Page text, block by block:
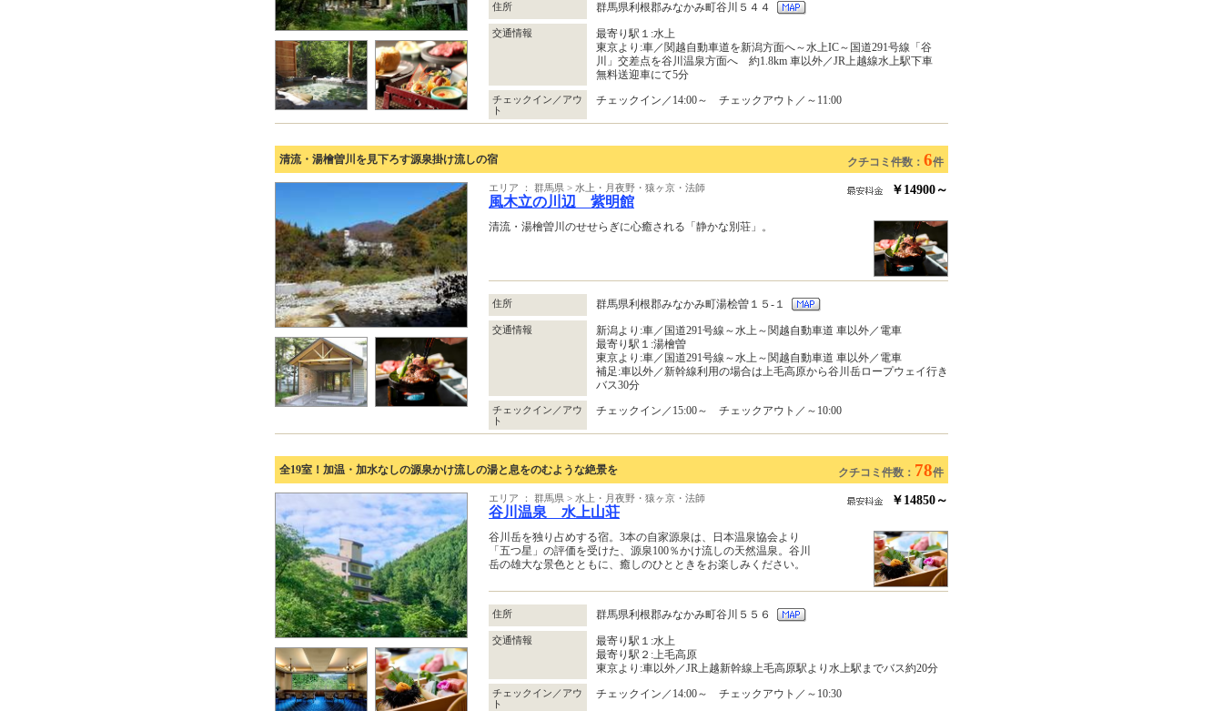
住所 群馬県利根郡みなかみ町谷川５４４
交通情報
最寄り駅１:水上
東京より:車／関越自動車道を新潟方面へ～水上IC～国道291号線「谷
川」交差点を谷川温泉方面へ 約1.8km 車以外／JR上越線水上駅下車
無料送迎車にて5分
チェックイン／アウ
ト
チェックイン／14:00～ チェックアウト／～11:00
清流・湯檜曽川を見下ろす源泉掛け流しの宿 クチコミ件数： 6件
エリア ： 群馬県 > 水上・月夜野・猿ヶ京・法師
風木立の川辺 紫明館
￥14900～
清流・湯檜曽川のせせらぎに心癒される「静かな別荘」。
住所 群馬県利根郡みなかみ町湯桧曽１５‐１
交通情報
新潟より:車／国道291号線～水上～関越自動車道 車以外／電車
最寄り駅１:湯檜曽
東京より:車／国道291号線～水上～関越自動車道 車以外／電車
補足:車以外／新幹線利用の場合は上毛高原から谷川岳ロープウェイ行き
バス30分
チェックイン／アウ
ト
チェックイン／15:00～ チェックアウト／～10:00
全19室！加温・加水なしの源泉かけ流しの湯と息をのむような絶景を クチコミ件数： 78件
エリア ： 群馬県 > 水上・月夜野・猿ヶ京・法師
谷川温泉 水上山荘
￥14850～
谷川岳を独り占めする宿。3本の自家源泉は、日本温泉協会より
「五つ星」の評価を受けた、源泉100％かけ流しの天然温泉。谷川
岳の雄大な景色とともに、癒しのひとときをお楽しみください。
住所 群馬県利根郡みなかみ町谷川５５６
交通情報
最寄り駅１:水上
最寄り駅２:上毛高原
東京より:車以外／JR上越新幹線上毛高原駅より水上駅までバス約20分
チェックイン／アウ
ト
チェックイン／14:00～ チェックアウト／～10:30